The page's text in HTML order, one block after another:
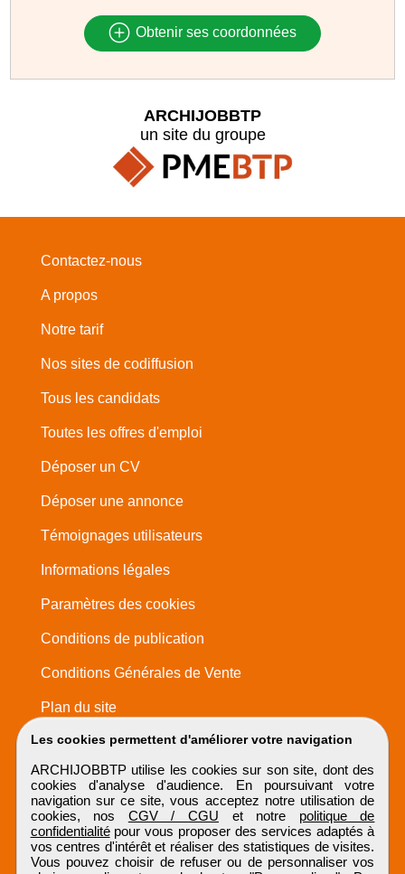
Obtenir ses coordonnées
Les cookies permettent d'améliorer votre navigation
ARCHIJOBBTP utilise les cookies sur son site, dont des
cookies d'analyse d'audience. En poursuivant votre
navigation sur ce site, vous acceptez notre utilisation de
cookies, nos CGV / CGU et notre politique de
confidentialitépour vous proposer des services adaptés à
vos centres d'intérêt et réaliser des statistiques de visites.
Vous pouvez choisir de refuser ou de personnaliser vos
ARCHIJOBBTP
un site du groupe
Contactez-nous
A propos
Notre tarif
Nos sites de codiffusion
Tous les candidats
Toutes les offres d'emploi
Déposer un CV
Déposer une annonce
Témoignages utilisateurs
Informations légales
Paramètres des cookies
Conditions de publication
Conditions Générales de Vente
Plan du site